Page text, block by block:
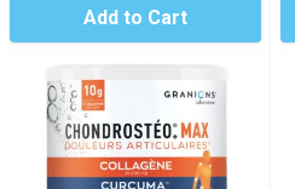
Add to Cart